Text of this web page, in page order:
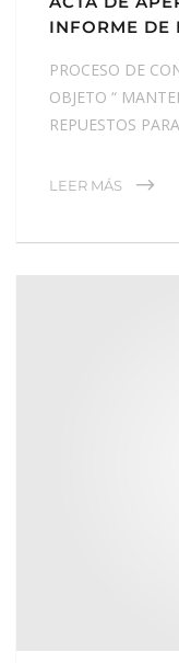
INFORME DE
PROCESO DE
OBJETO “
REPUESTOS
LEER MÁS